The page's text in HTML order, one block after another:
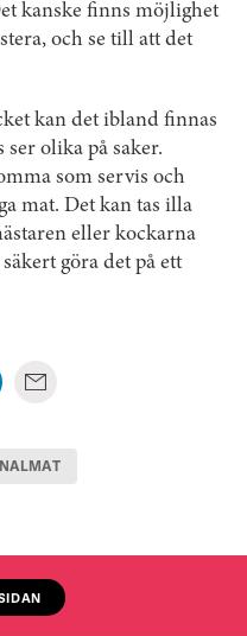
kanske finns möjlighet
och se till att det
kan det ibland finnas
olika på saker.
som servis och
mat. Det kan tas illa
eller kockarna
göra det på ett